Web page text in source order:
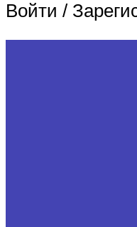
Войти /